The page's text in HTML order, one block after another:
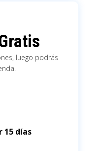
luego podrás
15 días